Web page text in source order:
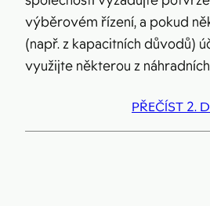
výběrovém řízení, a pokud
(např. z kapacitních důvodů)
využijte některou z
PŘEČÍST 2.